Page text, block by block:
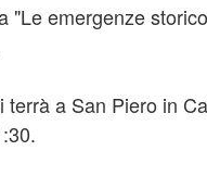
"Le emergenze
terrà a San Piero in